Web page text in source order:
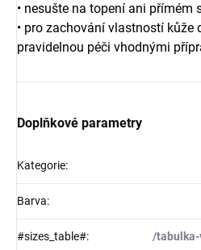
• nesušte na topení ani přímém
• pro zachování vlastností kůže
pravidelnou péči vhodnými
Doplňkové parametry
Kategorie:
Barva:
#sizes_table#: /